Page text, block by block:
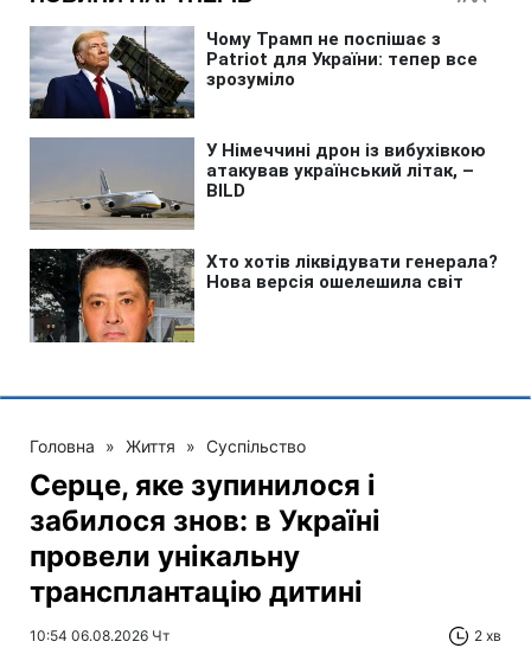
Головна » Життя » Суспільство
Серце, яке зупинилося і
забилося знов: в Україні
провели унікальну
трансплантацію дитині
10:54 06.08.2026 Чт 2 хв